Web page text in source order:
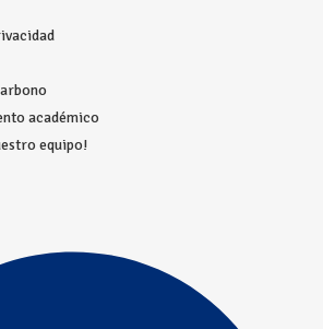
académico
equipo!